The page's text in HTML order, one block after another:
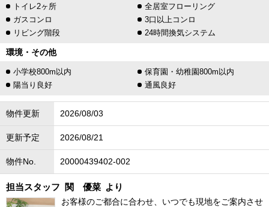
トイレ2ヶ所
全居室フローリング
ガスコンロ
3口以上コンロ
リビング階段
24時間換気システム
環境・その他
小学校800m以内
保育園・幼稚園800m以内
陽当り良好
通風良好
物件更新 2026/08/03
更新予定 2026/08/21
物件No. 20000439402-002
担当スタッフ 関 優菜 より
お客様のご都合に合わせ、いつでも現地をご案内させ